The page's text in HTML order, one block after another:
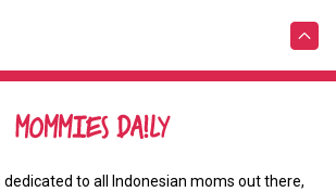
dedicated to all Indonesian moms out there,